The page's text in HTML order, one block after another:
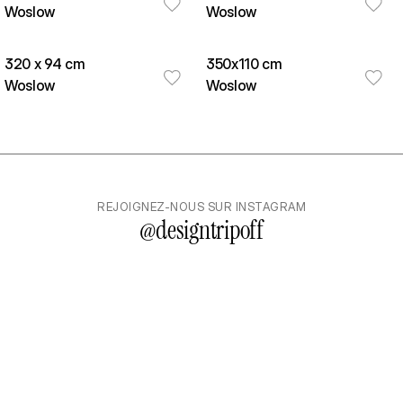
Woslow
Copa 100cm
Woslow
320 x 94 cm
Woslow
350x110 cm
Woslow
REJOIGNEZ-NOUS SUR INSTAGRAM
@designtripoff